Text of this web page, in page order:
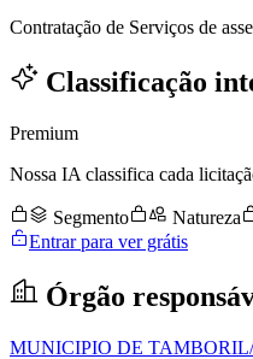
Contratação de Serviços de
Classificação
Premium
Nossa IA classifica cada
Segmento Natureza
Entrar para ver grátis
Órgão
MUNICIPIO DE